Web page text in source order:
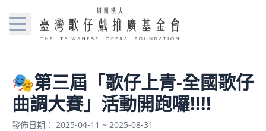
🎭第三屆「歌仔上青-全國歌仔
曲調大賽」活動開跑囉!!!!
發佈日期： 2025-04-11 ~ 2025-08-31